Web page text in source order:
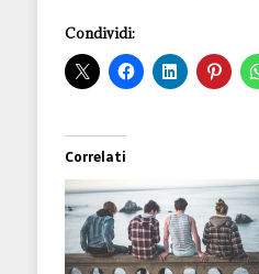
Condividi:
Correlati